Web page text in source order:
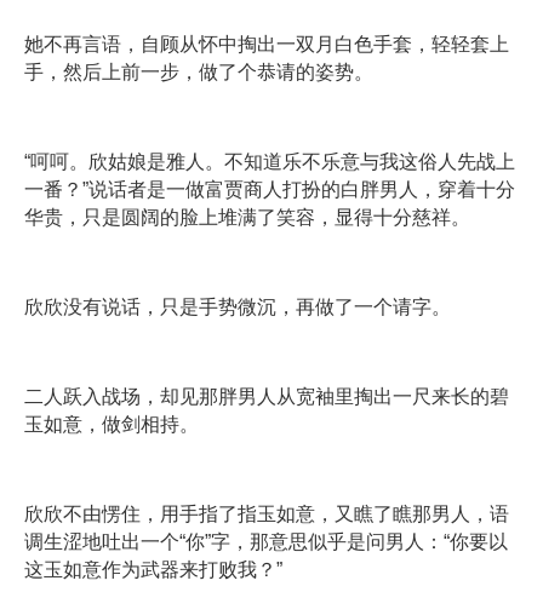
她不再言语，自顾从怀中掏出一双月白色手套，轻轻套上
手，然后上前一步，做了个恭请的姿势。
“呵呵。欣姑娘是雅人。不知道乐不乐意与我这俗人先战上
一番？”说话者是一做富贾商人打扮的白胖男人，穿着十分
华贵，只是圆阔的脸上堆满了笑容，显得十分慈祥。
欣欣没有说话，只是手势微沉，再做了一个请字。
二人跃入战场，却见那胖男人从宽袖里掏出一尺来长的碧
玉如意，做剑相持。
欣欣不由愣住，用手指了指玉如意，又瞧了瞧那男人，语
调生涩地吐出一个“你”字，那意思似乎是问男人：“你要以
这玉如意作为武器来打败我？”